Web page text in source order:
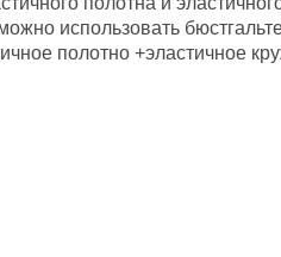
использовать
полотно +эластичное